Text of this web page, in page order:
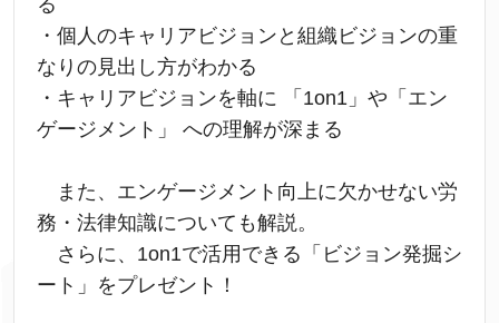
・個人のキャリアビジョンと組織ビジョンの重
なりの見出し方がわかる
・キャリアビジョンを軸に 「1on1」や「エン
ゲージメント」 への理解が深まる
また、エンゲージメント向上に欠かせない労
務・法律知識についても解説。
さらに、1on1で活用できる「ビジョン発掘シ
ート」をプレゼント！